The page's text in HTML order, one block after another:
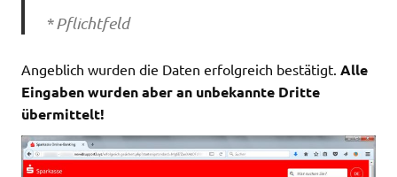
* Pflichtfeld
Angeblich wurden die Daten erfolgreich bestätigt. Alle
Eingaben wurden aber an unbekannte Dritte
übermittelt!